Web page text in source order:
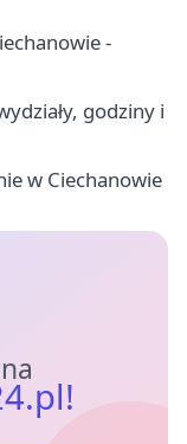
-
godziny i
w Ciechanowie